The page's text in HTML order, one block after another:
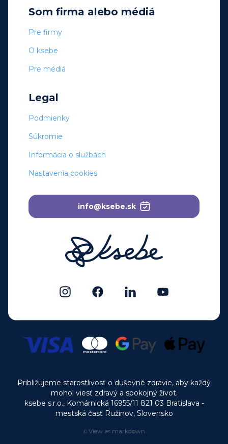
Som firma alebo médiá
Pre firmy
O ksebe
Pre médiá
Legal
Podmienky
Súkromie
Informácia o službách
Nastavenia cookies
info@ksebe.sk
Približujeme starostlivosť o duševné zdravie, aby každý
mohol viesť zdravý a spokojný život.
ksebe s.r.o., Komárnická 16955/11 821 03 Bratislava -
mestská časť Ružinov, Slovensko
⎌ View as markdown